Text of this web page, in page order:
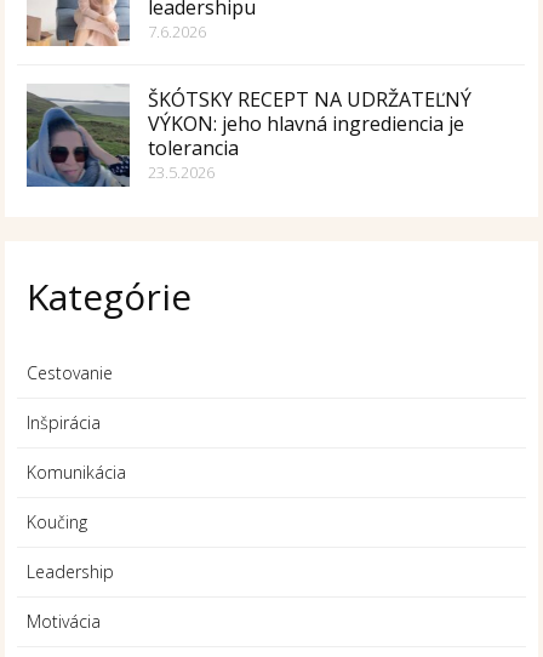
leadershipu
7.6.2026
ŠKÓTSKY RECEPT NA UDRŽATEĽNÝ
VÝKON: jeho hlavná ingrediencia je
tolerancia
23.5.2026
Kategórie
Cestovanie
Inšpirácia
Komunikácia
Koučing
Leadership
Motivácia